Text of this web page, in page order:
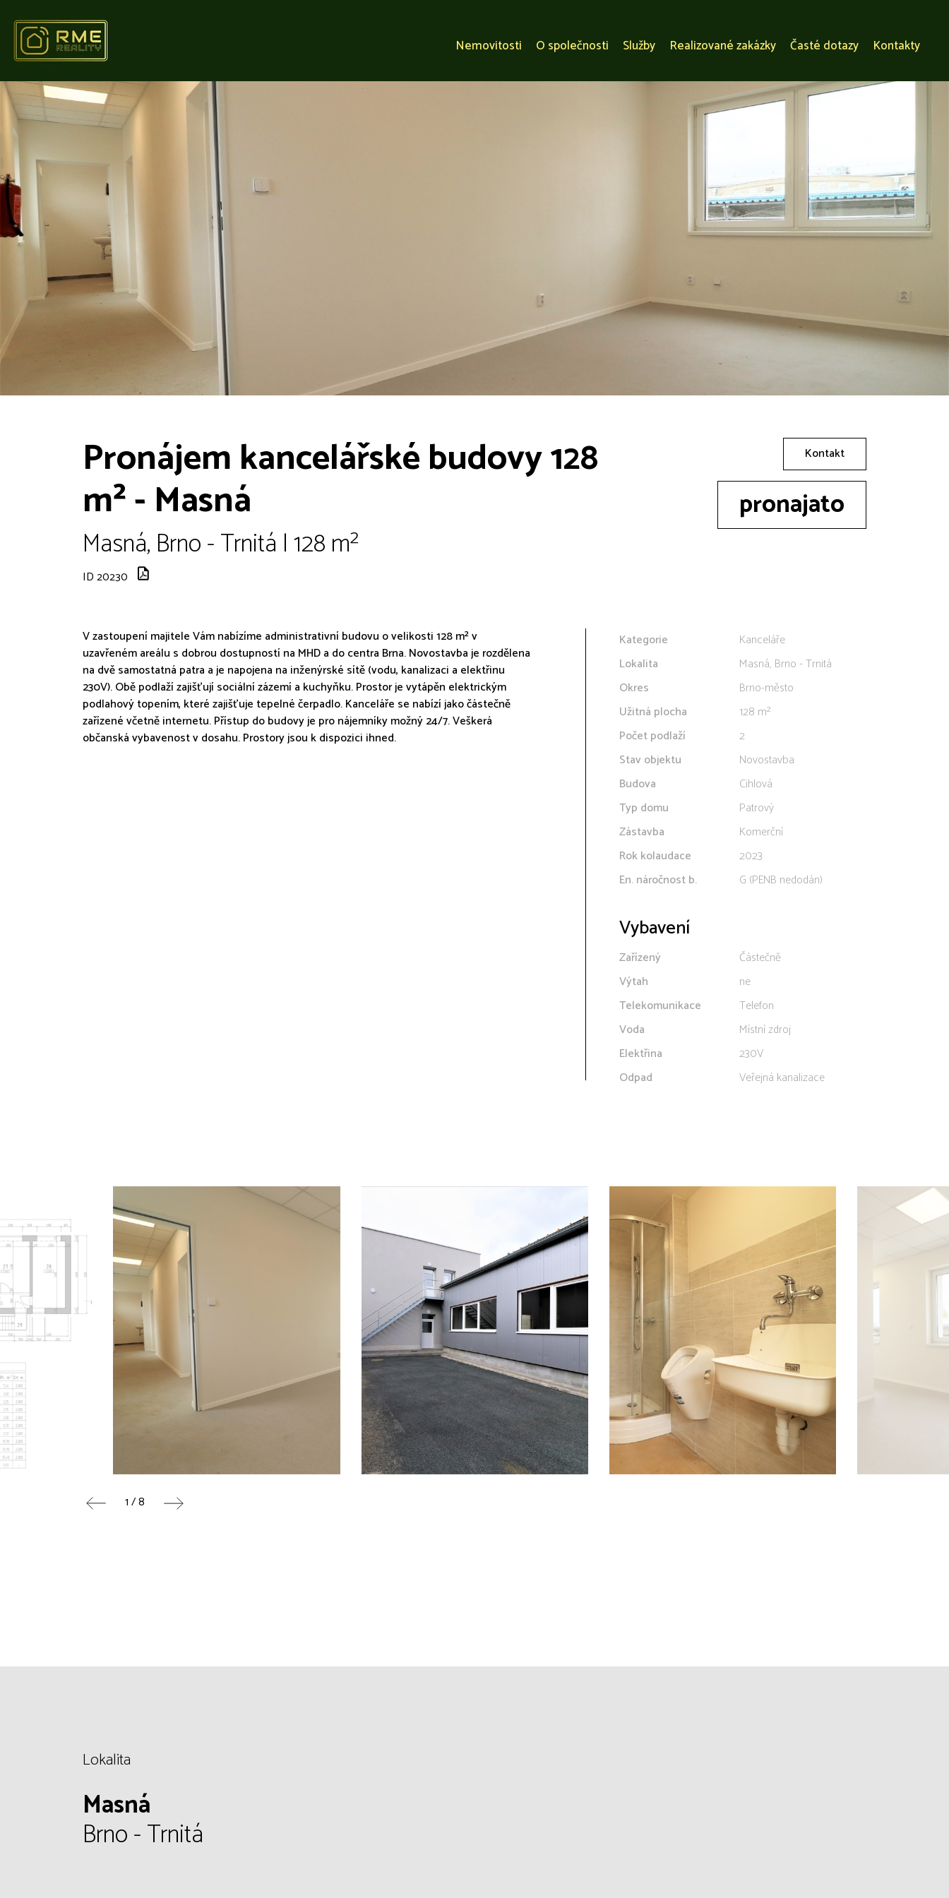
Nemovitosti O společnosti Služby Realizované zakázky Časté dotazy Kontakty
Pronájem kancelářské budovy 128
m² - Masná
Masná, Brno - Trnitá | 128 m²
ID 20230
Kontakt
pronajato
V zastoupení majitele Vám nabízíme administrativní budovu o velikosti 128 m² v
uzavřeném areálu s dobrou dostupností na MHD a do centra Brna. Novostavba je rozdělena
na dvě samostatná patra a je napojena na inženýrské sítě (vodu, kanalizaci a elektřinu
230V). Obě podlaží zajišťují sociální zázemí a kuchyňku. Prostor je vytápěn elektrickým
podlahový topením, které zajišťuje tepelné čerpadlo. Kanceláře se nabízí jako částečně
zařízené včetně internetu. Přístup do budovy je pro nájemníky možný 24/7. Veškerá
občanská vybavenost v dosahu. Prostory jsou k dispozici ihned.
Kategorie
Kanceláře
Lokalita
Masná, Brno - Trnitá
Okres
Brno-město
Užitná plocha
128 m²
Počet podlaží
2
Stav objektu
Novostavba
Budova
Cihlová
Typ domu
Patrový
Zástavba
Komerční
Rok kolaudace
2023
En. náročnost b.
G (PENB nedodán)
Vybavení
Zařízený
Částečně
Výtah
ne
Telekomunikace
Telefon
Voda
Místní zdroj
Elektřina
230V
Odpad
Veřejná kanalizace
1 / 8
Lokalita
Masná
Brno - Trnitá